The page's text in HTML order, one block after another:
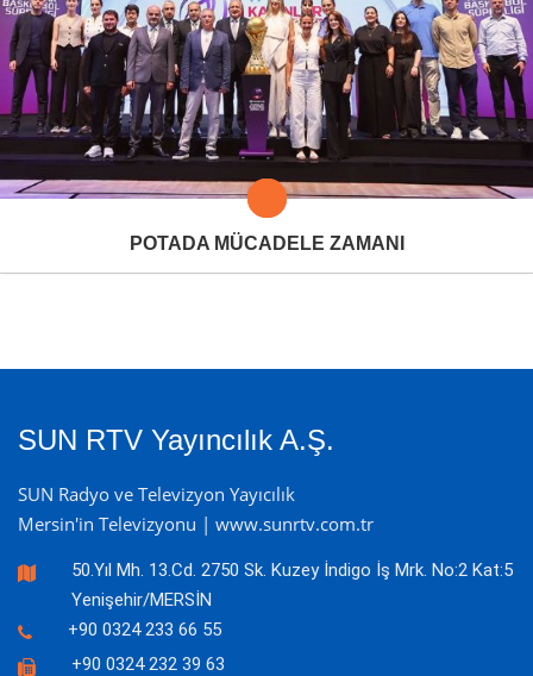
POTADA MÜCADELE ZAMANI
SUN RTV Yayıncılık A.Ş.
SUN Radyo ve Televizyon Yayıcılık
Mersin'in Televizyonu | www.sunrtv.com.tr
50.Yıl Mh. 13.Cd. 2750 Sk. Kuzey İndigo İş Mrk. No:2 Kat:5
Yenişehir/MERSİN
+90 0324 233 66 55
+90 0324 232 39 63